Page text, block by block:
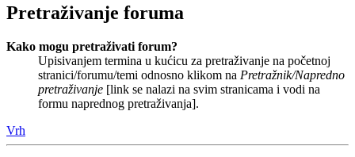
Pretraživanje foruma
Kako mogu pretraživati forum?
Upisivanjem termina u kućicu za pretraživanje na početnoj
stranici/forumu/temi odnosno klikom na Pretražnik/Napredno
pretraživanje [link se nalazi na svim stranicama i vodi na
formu naprednog pretraživanja].
Vrh